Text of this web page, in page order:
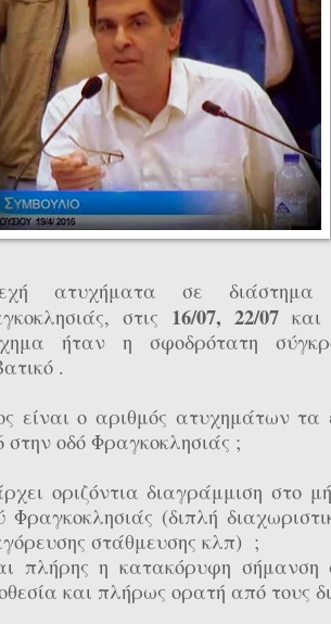
ατυχήματα σε
στις 16/07, 22/07
ήταν η σφοδρότατη
.
είναι ο αριθμός ατυχημάτων τα
στην οδό Φραγκοκλησιάς ;
οριζόντια διαγράμμιση στο
Φραγκοκλησιάς (διπλή
στάθμευσης κλπ) ;
πλήρης η κατακόρυφη
και πλήρως ορατή από τους